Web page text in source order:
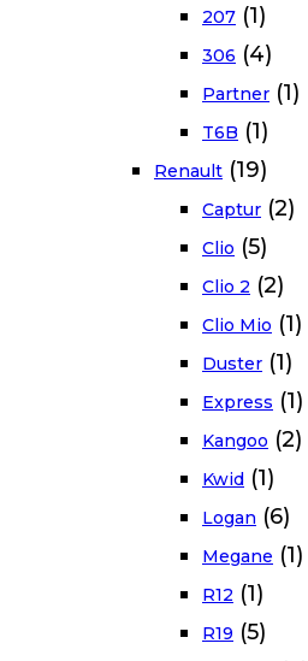
207 (1)
306 (4)
Partner (1)
T6B (1)
Renault (19)
Captur (2)
Clio (5)
Clio 2 (2)
Clio Mio (1)
Duster (1)
Express (1)
Kangoo (2)
Kwid (1)
Logan (6)
Megane (1)
R12 (1)
R19 (5)